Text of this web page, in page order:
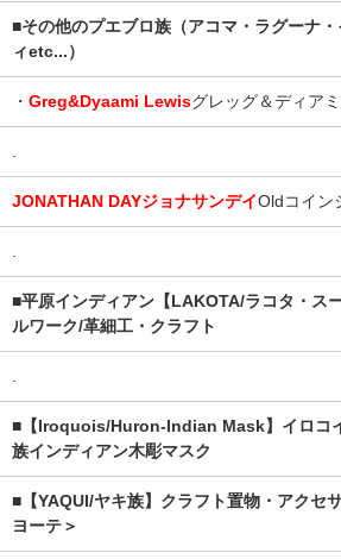
■その他のプエブロ族（アコマ・ラグーナ
ィetc...）
・ Greg&Dyaami Lewisグレッグ＆ディア
.
JONATHAN DAYジョナサンデイOldコイン
.
■平原インディアン【LAKOTA/ラコタ・ス
ルワーク/革細工・クラフト
.
■【Iroquois/Huron-Indian Mask】イロコ
族インディアン木彫マスク
■【YAQUI/ヤキ族】クラフト置物・アクセ
ヨーテ＞